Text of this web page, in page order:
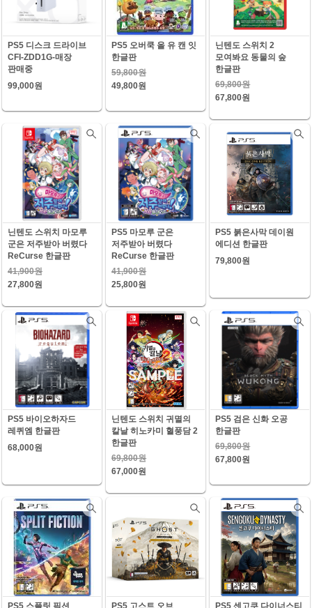
PS5 디스크 드라이브
CFI-ZDD1G-매장
판매중
99,000원
PS5 오버쿡 올 유 캔 잇
한글판
59,800원
49,800원
닌텐도 스위치 2
모여봐요 동물의 숲
한글판
69,800원
67,800원
닌텐도 스위치 마모루
군은 저주받아 버렸다
ReCurse 한글판
41,900원
27,800원
PS5 마모루 군은
저주받아 버렸다
ReCurse 한글판
41,900원
25,800원
PS5 붉은사막 데이원
에디션 한글판
79,800원
PS5 바이오하자드
레퀴엠 한글판
68,000원
닌텐도 스위치 귀멸의
칼날 히노카미 혈풍담 2
한글판
69,800원
67,000원
PS5 검은 신화 오공
한글판
69,800원
67,800원
PS5 스플릿 픽션
PS5 고스트 오브
PS5 센고쿠 다이너스티